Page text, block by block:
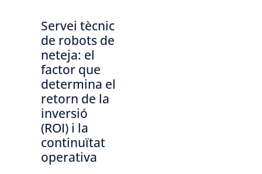
Servei tècnic
de robots de
neteja: el
factor que
determina el
retorn de la
inversió
(ROI) i la
continuïtat
operativa